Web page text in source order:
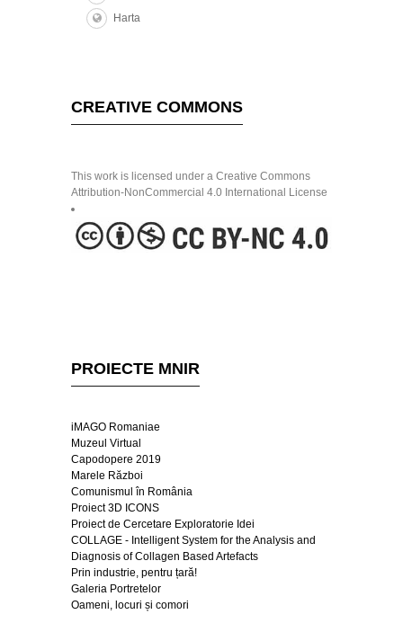
Harta
CREATIVE COMMONS
This work is licensed under a Creative Commons
Attribution-NonCommercial 4.0 International License
PROIECTE MNIR
iMAGO Romaniae
Muzeul Virtual
Capodopere 2019
Marele Război
Comunismul în România
Proiect 3D ICONS
Proiect de Cercetare Exploratorie Idei
COLLAGE - Intelligent System for the Analysis and
Diagnosis of Collagen Based Artefacts
Prin industrie, pentru țară!
Galeria Portretelor
Oameni, locuri și comori